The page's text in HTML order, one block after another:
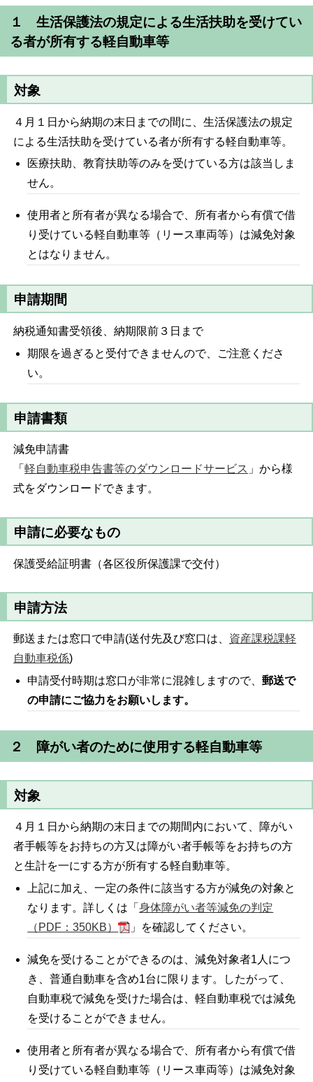
１ 生活保護法の規定による生活扶助を受けてい
る者が所有する軽自動車等
対象
４月１日から納期の末日までの間に、生活保護法の規定
による生活扶助を受けている者が所有する軽自動車等。
医療扶助、教育扶助等のみを受けている方は該当しま
せん。
使用者と所有者が異なる場合で、所有者から有償で借
り受けている軽自動車等（リース車両等）は減免対象
とはなりません。
申請期間
納税通知書受領後、納期限前３日まで
期限を過ぎると受付できませんので、ご注意くださ
い。
申請書類
減免申請書
「軽自動車税申告書等のダウンロードサービス 」から様
式をダウンロードできます。
申請に必要なもの
保護受給証明書（各区役所保護課で交付）
申請方法
郵送または窓口で申請(送付先及び窓口は、 資産課税課軽
自動車税係)
申請受付時期は窓口が非常に混雑しますので、郵送で
の申請にご協力をお願いします。
２ 障がい者のために使用する軽自動車等
対象
４月１日から納期の末日までの期間内において、障がい
者手帳等をお持ちの方又は障がい者手帳等をお持ちの方
と生計を一にする方が所有する軽自動車等。
上記に加え、一定の条件に該当する方が減免の対象と
なります。詳しくは「身体障がい者等減免の判定
（PDF：350KB）
」を確認してください。
減免を受けることができるのは、減免対象者1人につ
き、普通自動車を含め1台に限ります。したがって、
自動車税で減免を受けた場合は、軽自動車税では減免
を受けることができません。
使用者と所有者が異なる場合で、所有者から有償で借
り受けている軽自動車等（リース車両等）は減免対象